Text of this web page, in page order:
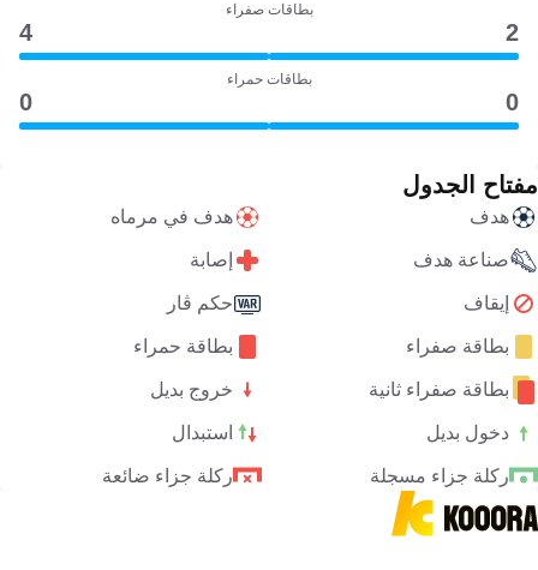
بطاقات صفراء
2
4
بطاقات حمراء
0
0
مفتاح الجدول
هدف هدف في مرماه
صناعة هدف إصابة
إيقاف حكم ڤار
بطاقة صفراء بطاقة حمراء
بطاقة صفراء ثانية خروج بديل
دخول بديل استبدال
ركلة جزاء مسجلة ركلة جزاء ضائعة